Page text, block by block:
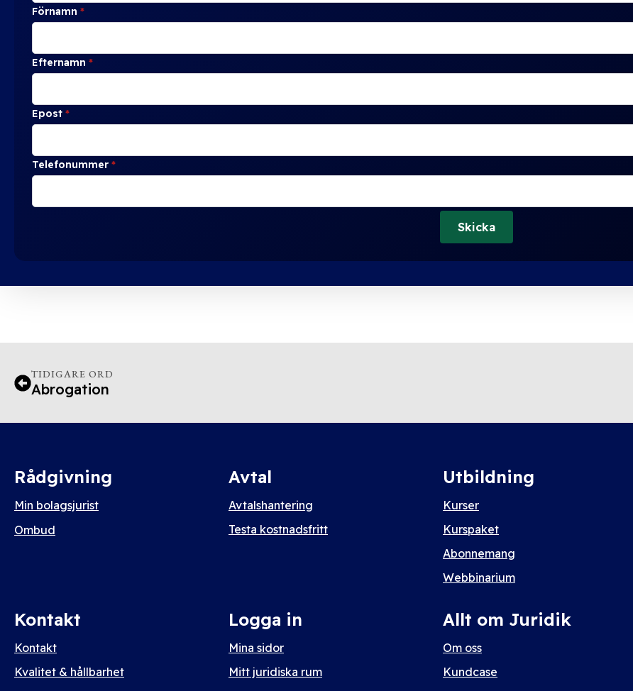
Förnamn *
Efternamn *
Epost *
Telefonummer *
Skicka
TIDIGARE ORD
Abrogation
Rådgivning
Min bolagsjurist
Ombud
Avtal
Avtalshantering
Testa kostnadsfritt
Utbildning
Kurser
Kurspaket
Abonnemang
Webbinarium
Kontakt
Kontakt
Kvalitet & hållbarhet
Logga in
Mina sidor
Mitt juridiska rum
Allt om Juridik
Om oss
Kundcase